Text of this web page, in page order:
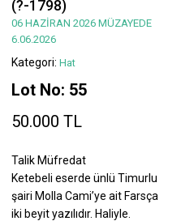
(?-1798)
06 HAZİRAN 2026 MÜZAYEDE
6.06.2026
Kategori: Hat
Lot No: 55
50.000 TL
Talik Müfredat
Ketebeli eserde ünlü Timurlu
şairi Molla Cami’ye ait Farsça
iki beyit yazılıdır. Haliyle.